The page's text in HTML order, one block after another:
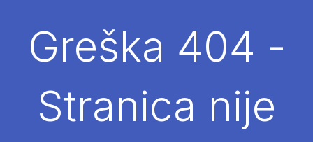
NAJAMGreška 404 -
Stranica nije